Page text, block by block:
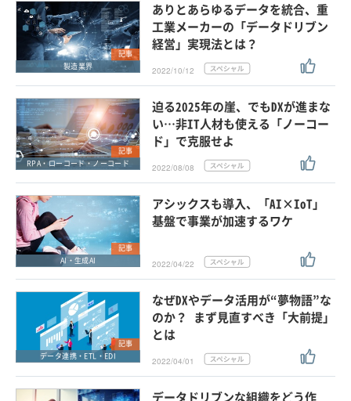
記事
製造業界
ありとあらゆるデータを統合、重
工業メーカーの「データドリブン
経営」実現法とは？
2022/10/12
記事
RPA・ローコード・ノーコード
迫る2025年の崖、でもDXが進まな
い…非IT人材も使える「ノーコー
ド」で克服せよ
2022/08/08
記事
AI・生成AI
アシックスも導入、「AI×IoT」
基盤で事業が加速するワケ
2022/04/22
記事
データ連携・ETL・EDI
なぜDXやデータ活用が“夢物語”な
のか？ まず見直すべき「大前提」
とは
2022/04/01
データドリブンな組織をどう作